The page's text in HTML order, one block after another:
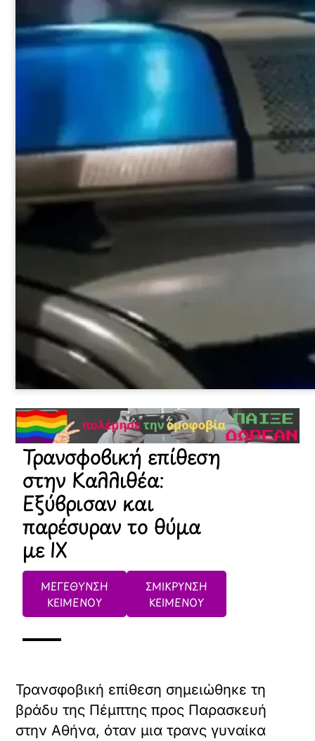
Τρανσφοβική επίθεση
στην Καλλιθέα:
Εξύβρισαν και
παρέσυραν το θύμα
με ΙΧ
ΜΕΓΕΘΥΝΣΗ
ΚΕΙΜΕΝΟΥ
ΣΜΙΚΡΥΝΣΗ
ΚΕΙΜΕΝΟΥ
Τρανσφοβική επίθεση σημειώθηκε τη
βράδυ της Πέμπτης προς Παρασκευή
στην Αθήνα, όταν μια τρανς γυναίκα